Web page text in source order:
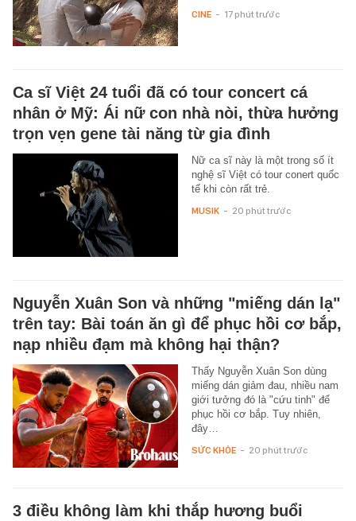
CINE - 17 phút trước
Ca sĩ Việt 24 tuổi đã có tour concert cá
nhân ở Mỹ: Ái nữ con nhà nòi, thừa hưởng
trọn vẹn gene tài năng từ gia đình
Nữ ca sĩ này là một trong số ít
nghệ sĩ Việt có tour conert quốc
tế khi còn rất trẻ.
MUSIK - 20 phút trước
Nguyễn Xuân Son và những "miếng dán lạ"
trên tay: Bài toán ăn gì để phục hồi cơ bắp,
nạp nhiều đạm mà không hại thận?
Thấy Nguyễn Xuân Son dùng
miếng dán giảm đau, nhiều nam
giới tưởng đó là "cứu tinh" để
phục hồi cơ bắp. Tuy nhiên,
đây…
SỨC KHỎE - 20 phút trước
3 điều không làm khi thắp hương buổi